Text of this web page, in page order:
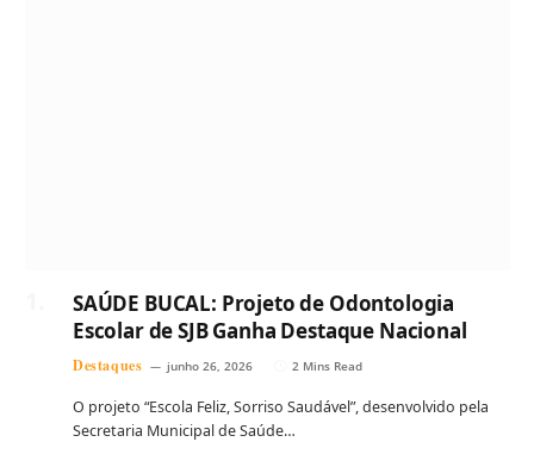
SAÚDE BUCAL: Projeto de Odontologia
Escolar de SJB Ganha Destaque Nacional
Destaques junho 26, 2026 2 Mins Read
O projeto “Escola Feliz, Sorriso Saudável”, desenvolvido pela
Secretaria Municipal de Saúde…